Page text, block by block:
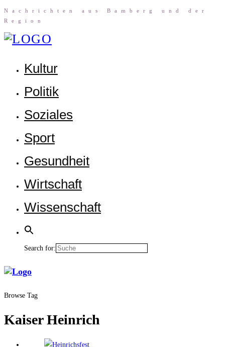
Nach­rich­ten aus Bam­berg und der
Region
Kul­tur
Poli­tik
Sozia­les
Sport
Gesund­heit
Wirt­schaft
Wis­sen­schaft
Search for:
Browse Tag
Kaiser Heinrich